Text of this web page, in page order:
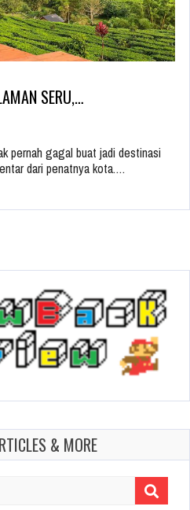
SERU,…
pernah gagal buat jadi destinasi
dari penatnya kota.…
& MORE